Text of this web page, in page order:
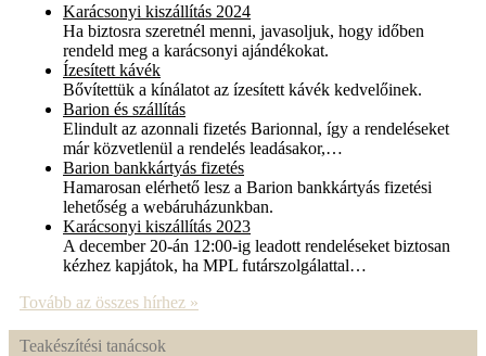
Karácsonyi kiszállítás 2024
Ha biztosra szeretnél menni, javasoljuk, hogy időben
rendeld meg a karácsonyi ajándékokat.
Ízesített kávék
Bővítettük a kínálatot az ízesített kávék kedvelőinek.
Barion és szállítás
Elindult az azonnali fizetés Barionnal, így a rendeléseket
már közvetlenül a rendelés leadásakor,…
Barion bankkártyás fizetés
Hamarosan elérhető lesz a Barion bankkártyás fizetési
lehetőség a webáruházunkban.
Karácsonyi kiszállítás 2023
A december 20-án 12:00-ig leadott rendeléseket biztosan
kézhez kapjátok, ha MPL futárszolgálattal…
Tovább az összes hírhez »
Teakészítési tanácsok